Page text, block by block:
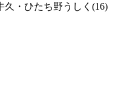
久・ひたち野うしく(16)